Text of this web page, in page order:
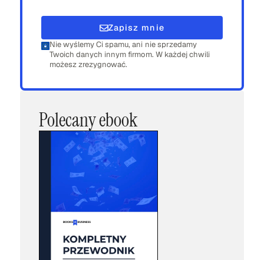
Zapisz mnie
Nie wyślemy Ci spamu, ani nie sprzedamy
Twoich danych innym firmom. W każdej chwili
możesz zrezygnować.
Polecany ebook